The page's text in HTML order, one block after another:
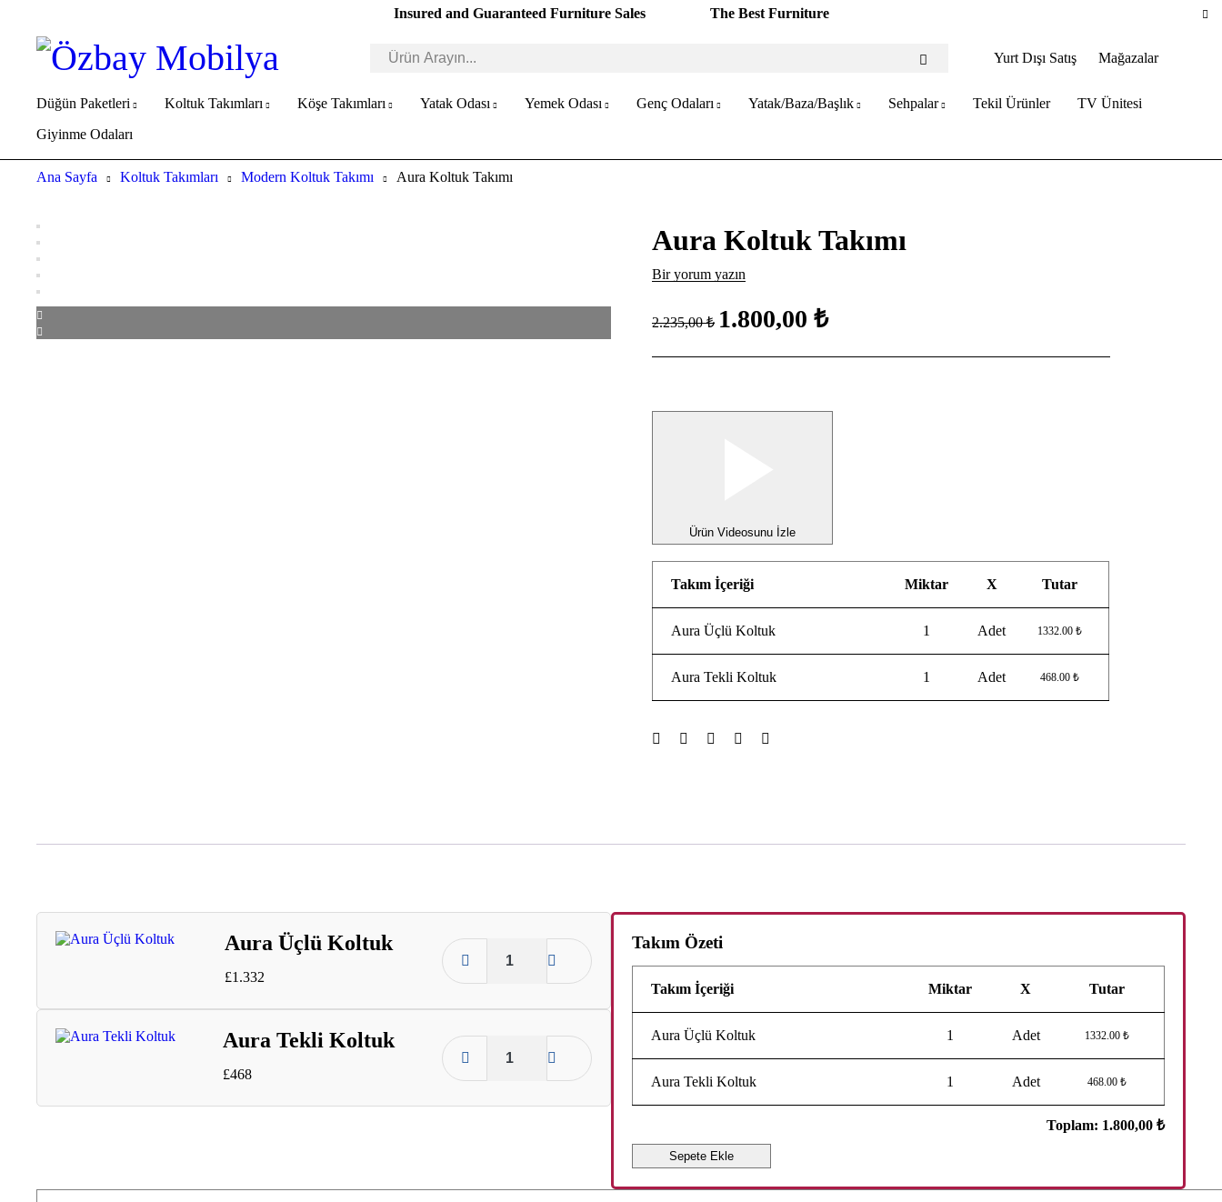
Insured and Guaranteed Furniture Sales The Best Furniture
Yurt Dışı Satış Mağazalar
Düğün Paketleri Koltuk Takımları Köşe Takımları Yatak Odası Yemek Odası Genç Odaları Yatak/Baza/Başlık Sehpalar Tekil Ürünler
TV Ünitesi
Giyinme Odaları
Ana Sayfa Koltuk Takımları Modern Koltuk Takımı Aura Koltuk Takımı
Aura Koltuk Takımı
Bir yorum yazın
2.235,00 ₺ 1.800,00 ₺
Ürün Videosunu İzle
Takım İçeriği Miktar X Tutar
Aura Üçlü Koltuk 1 Adet 1332.00 ₺
Aura Tekli Koltuk 1 Adet 468.00 ₺
Aura Üçlü Koltuk
£1.332
Aura Tekli Koltuk
£468
Takım Özeti
Takım İçeriği Miktar X Tutar
Aura Üçlü Koltuk 1 Adet 1332.00 ₺
Aura Tekli Koltuk 1 Adet 468.00 ₺
Toplam: 1.800,00 ₺
Sepete Ekle